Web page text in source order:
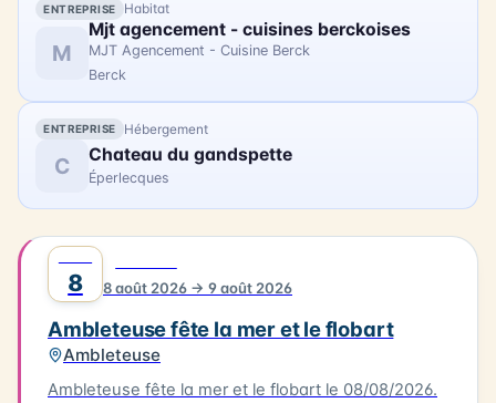
ENTREPRISE Habitat
M
Mjt agencement - cuisines berckoises
MJT Agencement - Cuisine Berck
Berck
ENTREPRISE Hébergement
C Chateau du gandspette
Éperlecques
8 8 août 2026 → 9 août 2026
Ambleteuse fête la mer et le flobart
Ambleteuse
Ambleteuse fête la mer et le flobart le 08/08/2026.